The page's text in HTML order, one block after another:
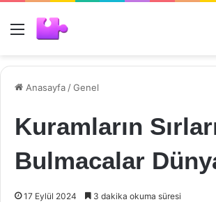
Menü
Anasayfa /Genel
Kuramların
Bulmacalar
17 Eylül 2024 3 dakika okuma süresi